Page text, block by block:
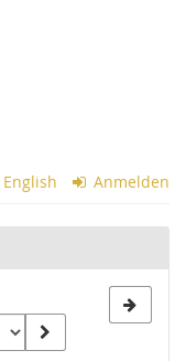
English Anmelden